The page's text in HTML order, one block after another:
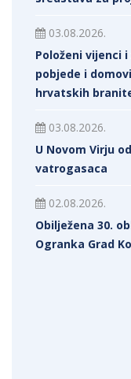
03.08.2026.
Položeni vijenci
pobjede i
hrvatskih
03.08.2026.
U Novom Virju
vatrogasaca
02.08.2026.
Obilježena 30.
Ogranka Grad